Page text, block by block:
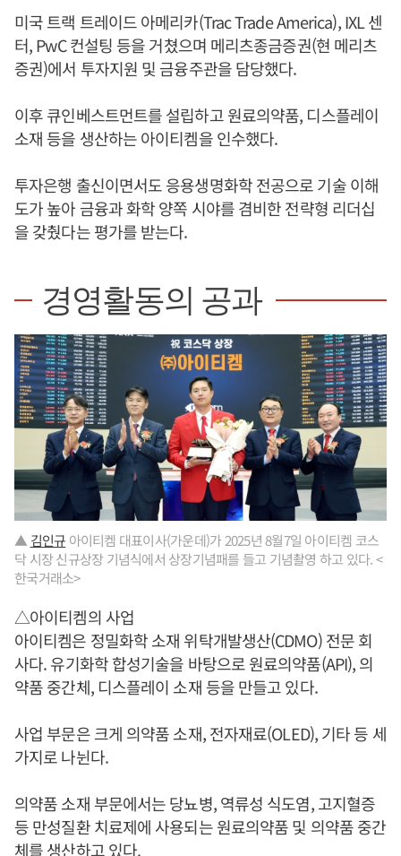
미국 트랙 트레이드 아메리카(Trac Trade America), IXL 센
터, PwC 컨설팅 등을 거쳤으며 메리츠종금증권(현 메리츠
증권)에서 투자지원 및 금융주관을 담당했다.
이후 큐인베스트먼트를 설립하고 원료의약품, 디스플레이
소재 등을 생산하는 아이티켐을 인수했다.
투자은행 출신이면서도 응용생명화학 전공으로 기술 이해
도가 높아 금융과 화학 양쪽 시야를 겸비한 전략형 리더십
을 갖췄다는 평가를 받는다.
경영활동의 공과
▲ 김인규 아이티켐 대표이사(가운데)가 2025년 8월7일 아이티켐 코스
닥 시장 신규상장 기념식에서 상장기념패를 들고 기념촬영 하고 있다. <
한국거래소>
△아이티켐의 사업
아이티켐은 정밀화학 소재 위탁개발생산(CDMO) 전문 회
사다. 유기화학 합성기술을 바탕으로 원료의약품(API), 의
약품 중간체, 디스플레이 소재 등을 만들고 있다.
사업 부문은 크게 의약품 소재, 전자재료(OLED), 기타 등 세
가지로 나뉜다.
의약품 소재 부문에서는 당뇨병, 역류성 식도염, 고지혈증
등 만성질환 치료제에 사용되는 원료의약품 및 의약품 중간
체를 생산하고 있다.